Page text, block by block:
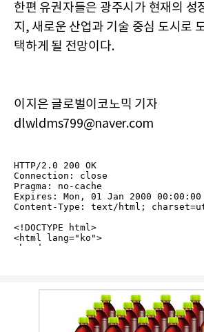
한편 유권자들은 광주시가 현재의 성
지, 새로운 산업과 기술 중심 도시로
택하게 될 전망이다.
이지은 글로벌이코노믹 기자
dlwldms799@naver.com